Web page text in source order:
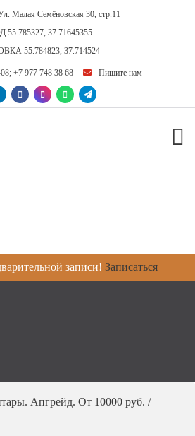
Малая Семёновская 30, стр.11
55.785327, 37.71645355
55.784823, 37.714524
; +7 977 748 38 68 Пишите нам
записи! Записаться
Апгрейд. От 10000 руб. /